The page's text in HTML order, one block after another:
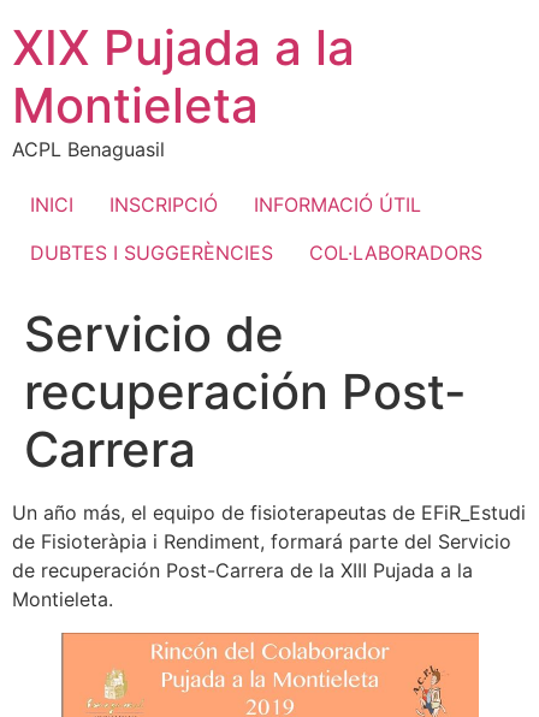
contenido
XIX Pujada a la
Montieleta
ACPL Benaguasil
INICI INSCRIPCIÓ
INFORMACIÓ ÚTIL
DUBTES I SUGGERÈNCIES
COL·LABORADORS
Servicio de
recuperación Post-
Carrera
Un año más, el equipo de fisioterapeutas de EFiR_Estudi
de Fisioteràpia i Rendiment, formará parte del Servicio
de recuperación Post-Carrera de la XIII Pujada a la
Montieleta.